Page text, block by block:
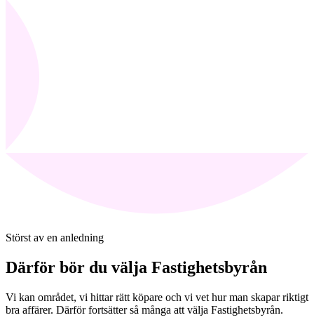
Störst av en anledning
Därför bör du välja Fastighetsbyrån
Vi kan området, vi hittar rätt köpare och vi vet hur man skapar riktigt
bra affärer. Därför fortsätter så många att välja Fastighetsbyrån.